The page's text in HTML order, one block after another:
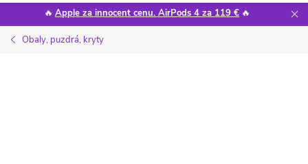
🔥 Apple za innocent cenu. AirPods 4 za 119 € 🔥
Obaly, puzdrá, kryty